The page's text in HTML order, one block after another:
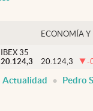
ECONOMÍA Y
IBEX 35
20.124,3
20.124,3 -
Actualidad Pedro